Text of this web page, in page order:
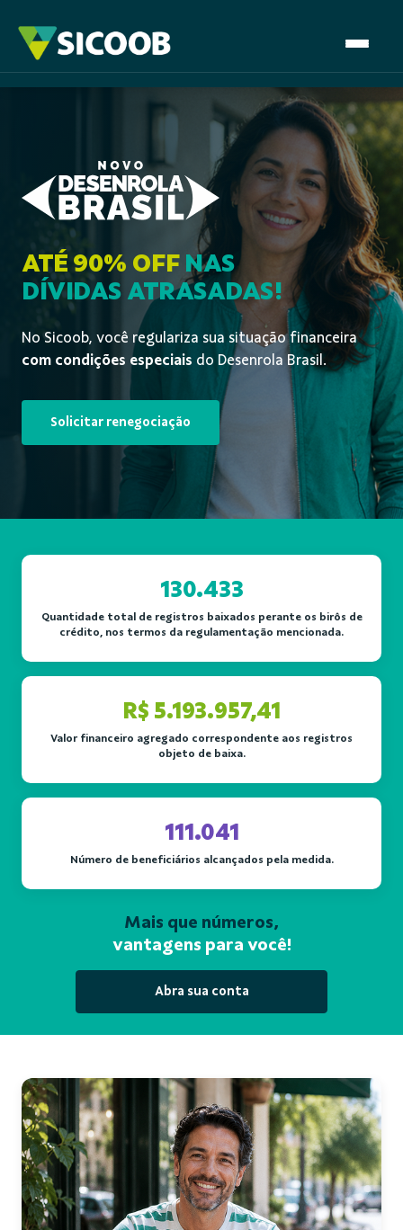
Empresas
Quero renegociar
ATÉ 90% OFFNAS
DÍVIDAS ATRASADAS!
No Sicoob, você regulariza sua situação financeira
com condições especiais do Desenrola Brasil.
Solicitar renegociação
130.433
Quantidade total de registros baixados perante os birôs de
crédito, nos termos da regulamentação mencionada.
R$ 5.193.957,41
Valor financeiro agregado correspondente aos registros
objeto de baixa.
111.041
Número de beneficiários alcançados pela medida.
Mais que números,
vantagens para você!
Abra sua conta